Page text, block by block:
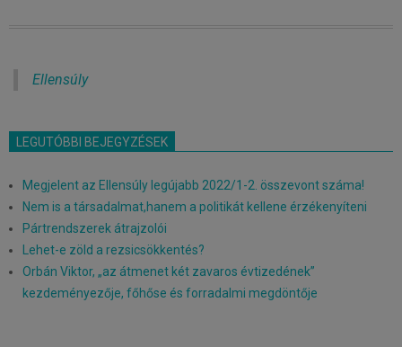
Ellensúly
LEGUTÓBBI BEJEGYZÉSEK
Megjelent az Ellensúly legújabb 2022/1-2. összevont száma!
Nem is a társadalmat,hanem a politikát kellene érzékenyíteni
Pártrendszerek átrajzolói
Lehet-e zöld a rezsicsökkentés?
Orbán Viktor, „az átmenet két zavaros évtizedének”
kezdeményezője, főhőse és forradalmi megdöntője